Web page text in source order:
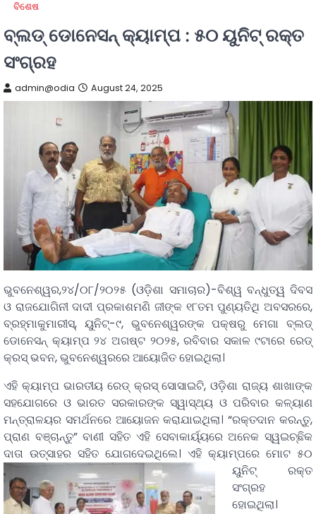
ବିଶେଷ
ବ୍ଲଡ୍ ଡୋନେସନ୍ କ୍ୟାମ୍ପ : ୫୦ ୟୁନିଟ୍ ରକ୍ତ
ସଂଗ୍ରହ
admin@odia August 24, 2025
ଭୁବନେଶ୍ୱର,୨୪/୦୮/୨୦୨୫ (ଓଡ଼ିଶା ସମାଚାର)-ବିଶ୍ୱ ବନ୍ଧୁତ୍ୱ ଦିବସ
ଓ ରାଜଯୋଗିନୀ ଦାଦୀ ପ୍ରକାଶମଣି ଜୀଙ୍କ ୧୮ତମ ପୁଣ୍ୟତିଥି ଅବସରରେ,
ବ୍ରହ୍ମାକୁମାରୀସ୍, ୟୁନିଟ୍-୯, ଭୁବନେଶ୍ୱରଙ୍କ ପକ୍ଷରୁ ମେଗା ବ୍ଲଡ୍
ଡୋନେସନ୍ କ୍ୟାମ୍ପ ୨୪ ଅଗଷ୍ଟ ୨୦୨୫, ରବିବାର ସକାଳ ୯ଟାରେ ରେଡ୍
କ୍ରସ୍ ଭବନ, ଭୁବନେଶ୍ୱରରେ ଆୟୋଜିତ ହୋଇଥିଲା।
ଏହି କ୍ୟାମ୍ପ ଭାରତୀୟ ରେଡ୍ କ୍ରସ୍ ସୋସାଇଟି, ଓଡ଼ିଶା ରାଜ୍ୟ ଶାଖାଙ୍କ
ସହଯୋଗରେ ଓ ଭାରତ ସରକାରଙ୍କ ସ୍ୱାସ୍ଥ୍ୟ ଓ ପରିବାର କଳ୍ୟାଣ
ମନ୍ତ୍ରାଳୟର ସମର୍ଥନରେ ଆୟୋଜନ କରାଯାଇଥିଲା। “ରକ୍ତଦାନ କରନ୍ତୁ,
ପ୍ରାଣ ବଞ୍ଚାନ୍ତୁ” ବାଣୀ ସହିତ ଏହି ସେବାକାର୍ୟ୍ୟରେ ଅନେକ ସ୍ୱଇଚ୍ଛିକ
ଦାତା ଉତ୍ସାହର ସହିତ ଯୋଗଦେଇଥିଲେ। ଏହି କ୍ୟାମ୍ପରେ ମୋଟ ୫୦
ୟୁନିଟ୍ ରକ୍ତ
ସଂଗ୍ରହ
ହୋଇଥିଲା।